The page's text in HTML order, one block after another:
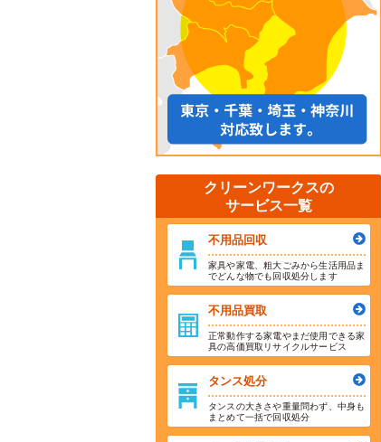
クリーンワークスの
サービス一覧
不用品回収
家具や家電、粗大ごみから生活用品ま
でどんな物でも回収処分します
不用品買取
正常動作する家電やまだ使用できる家
具の高価買取リサイクルサービス
タンス処分
タンスの大きさや重量問わず、中身も
まとめて一括で回収処分